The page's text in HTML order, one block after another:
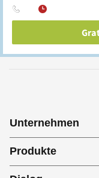
Unternehmen
Produkte